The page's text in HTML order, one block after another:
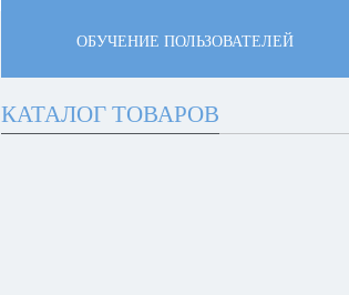
ОБУЧЕНИЕ ПОЛЬЗОВАТЕЛЕЙ
КАТАЛОГ ТОВАРОВ